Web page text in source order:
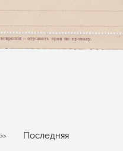
Следующая
››
Последняя
Последняя